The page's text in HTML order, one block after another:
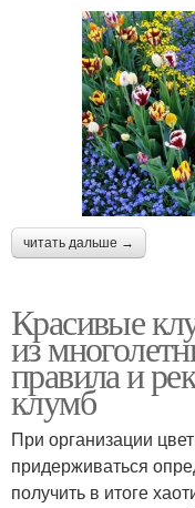
читать дальше →
Красивые
из
правила и
клумб
При организации
придерживаться
получить в итоге